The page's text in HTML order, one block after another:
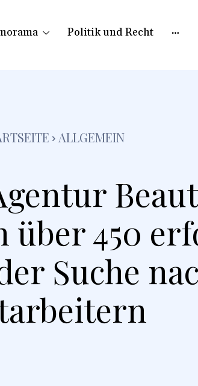
Politik und Recht
ALLGEMEIN
über 450
Suche